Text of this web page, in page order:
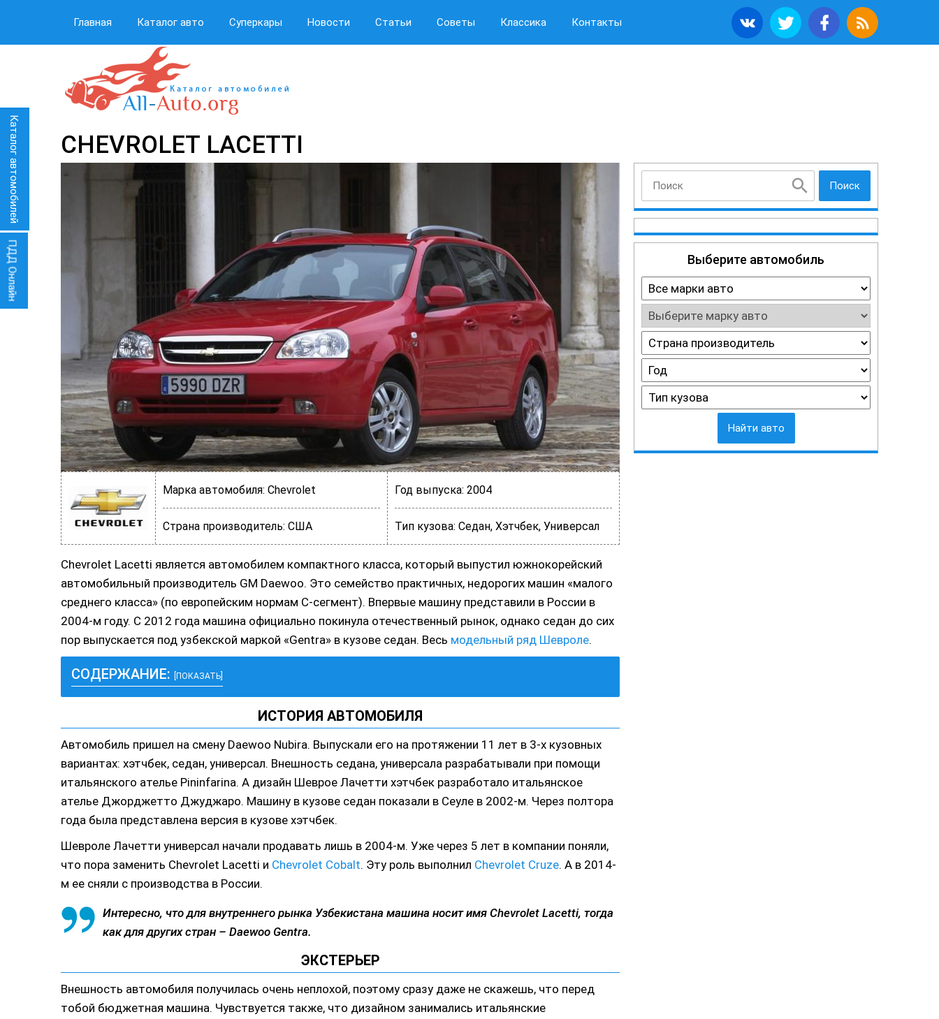
Главная Каталог авто Суперкары Новости Статьи Советы Классика Контакты
CHEVROLET LACETTI
Поиск
Выберите автомобиль
Найти авто
Марка автомобиля: Chevrolet
Страна производитель: США
Год выпуска: 2004
Тип кузова: Седан, Хэтчбек, Универсал
Chevrolet Lacetti является автомобилем компактного класса, который выпустил южнокорейский
автомобильный производитель GM Daewoo. Это семейство практичных, недорогих машин «малого
среднего класса» (по европейским нормам С-сегмент). Впервые машину представили в России в
2004-м году. С 2012 года машина официально покинула отечественный рынок, однако седан до сих
пор выпускается под узбекской маркой «Gentra» в кузове седан. Весь модельный ряд Шевроле.
СОДЕРЖАНИЕ: [ПОКАЗАТЬ]
ИСТОРИЯ АВТОМОБИЛЯ
Автомобиль пришел на смену Daewoo Nubira. Выпускали его на протяжении 11 лет в 3-х кузовных
вариантах: хэтчбек, седан, универсал. Внешность седана, универсала разрабатывали при помощи
итальянского ателье Pininfarina. А дизайн Шеврое Лачетти хэтчбек разработало итальянское
ателье Джорджетто Джуджаро. Машину в кузове седан показали в Сеуле в 2002-м. Через полтора
года была представлена версия в кузове хэтчбек.
Шевроле Лачетти универсал начали продавать лишь в 2004-м. Уже через 5 лет в компании поняли,
что пора заменить Chevrolet Lacetti и Chevrolet Cobalt. Эту роль выполнил Chevrolet Cruze. А в 2014-
м ее сняли с производства в России.
Интересно, что для внутреннего рынка Узбекистана машина носит имя Chevrolet Lacetti, тогда
как для других стран – Daewoo Gentra.
ЭКСТЕРЬЕР
Внешность автомобиля получилась очень неплохой, поэтому сразу даже не скажешь, что перед
тобой бюджетная машина. Чувствуется также, что дизайном занимались итальянские
Каталог автомобилей
ПДД Онлайн